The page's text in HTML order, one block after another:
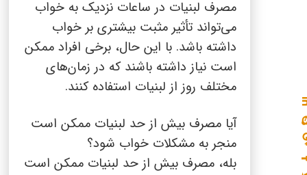
مصرف لبنیات در ساعات نزدیک به خواب
می‌تواند تأثیر مثبت بیشتری بر خواب
داشته باشد. با این حال، برخی افراد ممکن
است نیاز داشته باشند که در زمان‌های
مختلف روز از لبنیات استفاده کنند.
آیا مصرف بیش از حد لبنیات ممکن است
منجر به مشکلات خواب شود؟
بله، مصرف بیش از حد لبنیات ممکن است